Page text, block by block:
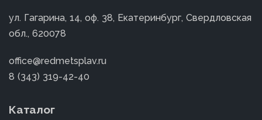
ул. Гагарина, 14, оф. 38, Екатеринбург, Свердловская
обл., 620078
office@redmetsplav.ru
8 (343) 319-42-40
Каталог